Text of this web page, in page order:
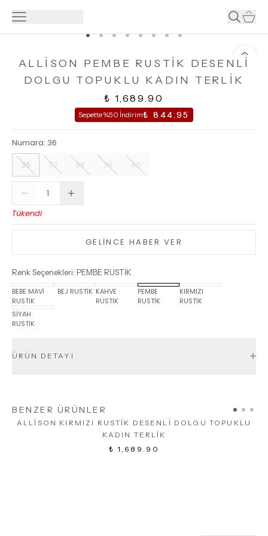
ALLİSON PEMBE RUSTİK DESENLİ
DOLGU TOPUKLU KADIN TERLİK
₺ 1,689.90
Sepette %50 İndirim₺ 844.95
Numara: 36
36
37 38 39 40
Tükendi
GELİNCE HABER VER
Renk Seçenekleri: PEMBE RUSTİK
BEBE MAVİ
RUSTİK
BEJ RUSTİK KAHVE
RUSTİK
PEMBE
RUSTİK
KIRMIZI
RUSTİK
SİYAH
RUSTİK
ÜRÜN DETAYI
BENZER ÜRÜNLER
ALLİSON KIRMIZI RUSTİK DESENLİ DOLGU TOPUKLU
KADIN TERLİK
₺ 1,689.90